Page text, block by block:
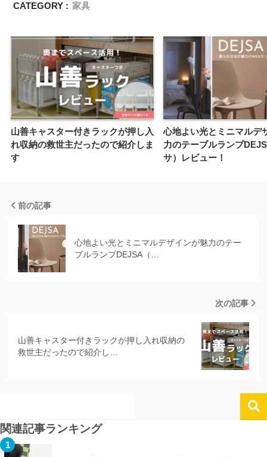
CATEGORY : 家具
山善キャスター付きラックが押し入
れ収納の救世主だったので紹介しま
す
心地よい光とミニマルデ
力のテーブルランプ
サ）レビュー！
前の記事
心地よい光とミニマルデザインが魅力のテー
ブルランプDEJSA（…
次の記事
山善キャスター付きラックが押し入れ収納の
救世主だったので紹介し…
関連記事ランキング
1